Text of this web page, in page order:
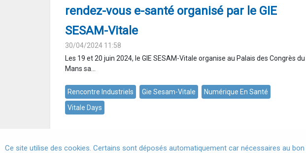
rendez-vous e-santé organisé par le GIE
SESAM-Vitale
30/04/2024 11:58
Les 19 et 20 juin 2024, le GIE SESAM-Vitale organise au Palais des Congrès du
Mans sa...
Rencontre Industriels Gie Sesam-Vitale
Numérique En Santé
Vitale Days
Ce site utilise des cookies. Certains sont déposés automatiquement car nécessaires au